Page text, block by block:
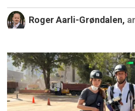
Roger Aarli-Grøndalen,